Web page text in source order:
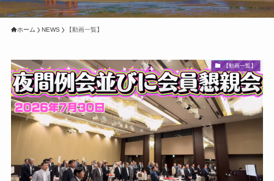
ホーム NEWS 【動画一覧】
【動画一覧】